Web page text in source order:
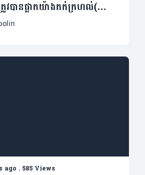
វបានផ្អាកយ៉ាងតក់ក្រហល់(
ago . 585 Views